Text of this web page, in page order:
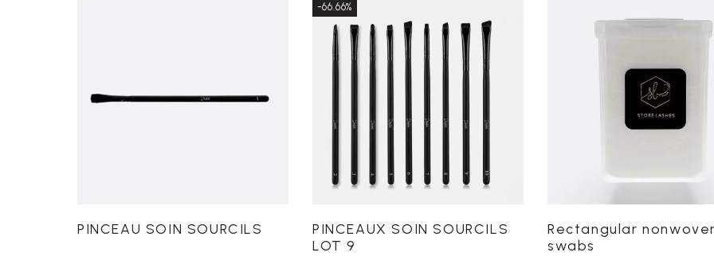
PINCEAU SOIN SOURCILS
PINCEAUX SOIN SOURCILS
LOT 9
-66.66%
Rectangular
swabs